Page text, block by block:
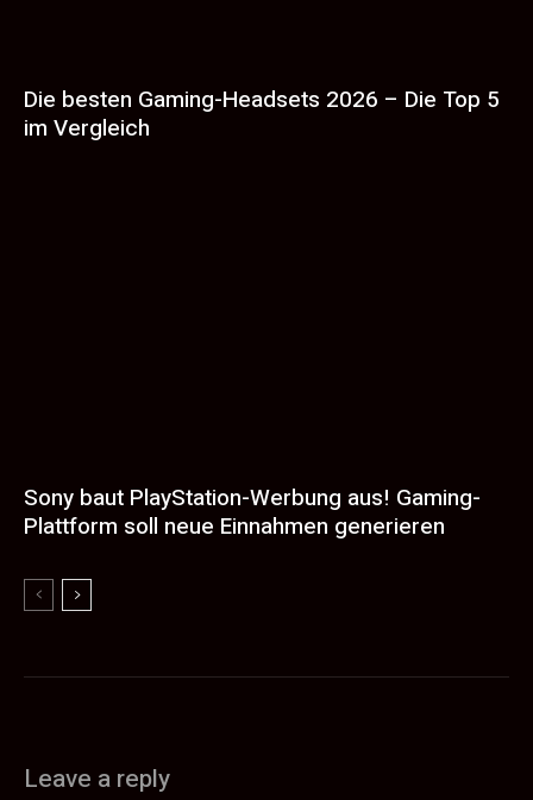
Die besten Gaming-Headsets 2026 – Die Top 5
im Vergleich
Sony baut PlayStation-Werbung aus! Gaming-
Plattform soll neue Einnahmen generieren
Leave a reply